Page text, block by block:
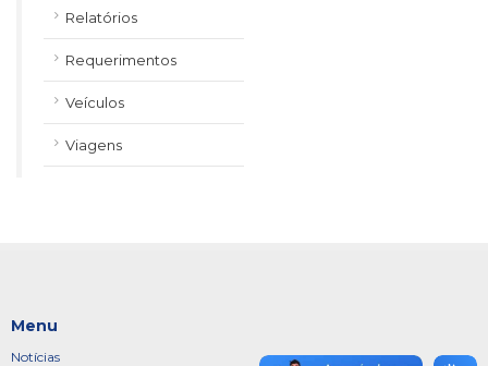
Relatórios
Requerimentos
Veículos
Viagens
Menu
Notícias